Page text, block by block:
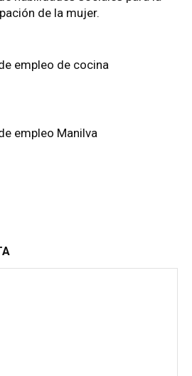
de la mujer.
empleo de cocina
empleo Manilva